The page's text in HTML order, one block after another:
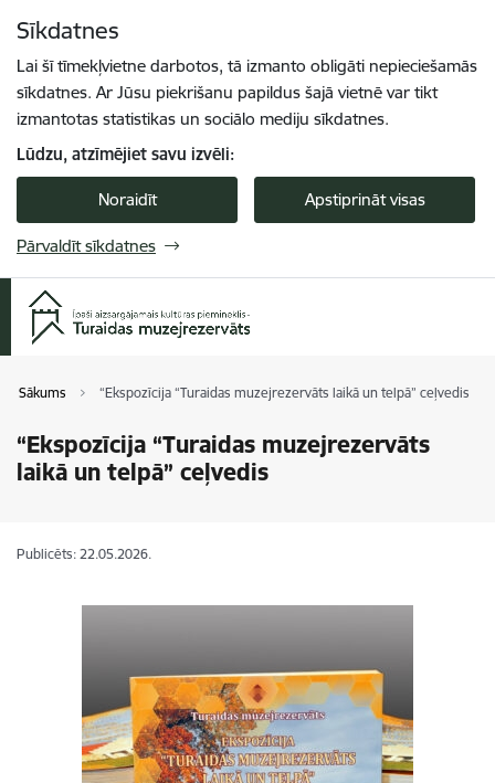
Sīkdatnes
Lai šī tīmekļvietne darbotos, tā izmanto obligāti nepieciešamās
sīkdatnes. Ar Jūsu piekrišanu papildus šajā vietnē var tikt
izmantotas statistikas un sociālo mediju sīkdatnes.
Lūdzu, atzīmējiet savu izvēli:
Noraidīt Apstiprināt visas
Pārvaldīt sīkdatnes
Sākums “Ekspozīcija “Turaidas muzejrezervāts laikā un telpā” ceļvedis
“Ekspozīcija “Turaidas muzejrezervāts
laikā un telpā” ceļvedis
Publicēts: 22.05.2026.